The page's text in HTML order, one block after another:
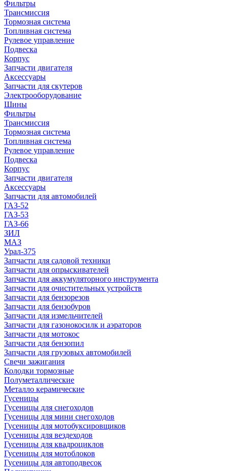
Фильтры
Трансмиссия
Тормозная система
Топливная система
Рулевое управление
Подвеска
Корпус
Запчасти двигателя
Аксессуары
Запчасти для скутеров
Электрооборудование
Шины
Фильтры
Трансмиссия
Тормозная система
Топливная система
Рулевое управление
Подвеска
Корпус
Запчасти двигателя
Аксессуары
Запчасти для автомобилей
ГАЗ-52
ГАЗ-53
ГАЗ-66
ЗИЛ
МАЗ
Урал-375
Запчасти для садовой техники
Запчасти для опрыскивателей
Запчасти для аккумуляторного инструмента
Запчасти для очистительных устройств
Запчасти для бензорезов
Запчасти для бензобуров
Запчасти для измельчителей
Запчасти для газонокосилк и аэраторов
Запчасти для мотокос
Запчасти для бензопил
Запчасти для грузовых автомобилей
Свечи зажигания
Колодки тормозные
Полуметаллические
Металло керамические
Гусеницы
Гусеницы для снегоходов
Гусеницы для мини снегоходов
Гусеницы для мотобуксировщиков
Гусеницы для вездеходов
Гусеницы для квадроциклов
Гусеницы для мотоблоков
Гусеницы для автоподвесок